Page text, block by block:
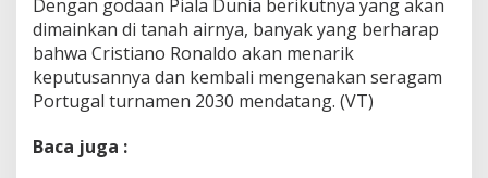
Dengan godaan Piala Dunia berikutnya yang akan
dimainkan di tanah airnya, banyak yang berharap
bahwa Cristiano Ronaldo akan menarik
keputusannya dan kembali mengenakan seragam
Portugal turnamen 2030 mendatang. (VT)
Baca juga :